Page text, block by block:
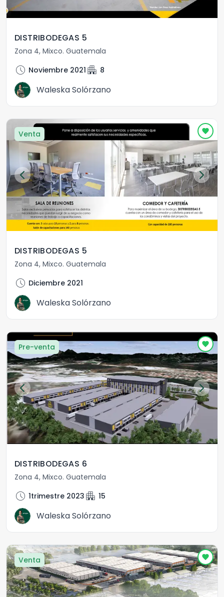
DISTRIBODEGAS 5
Zona 4, Mixco. Guatemala
schedule Noviembre 2021 apartment 8
Waleska Solórzano
Venta
DISTRIBODEGAS 5
Zona 4, Mixco. Guatemala
schedule Diciembre 2021
Waleska Solórzano
Pre-venta
DISTRIBODEGAS 6
Zona 4, Mixco. Guatemala
schedule 1trimestre 2023 apartment 15
Waleska Solórzano
Venta